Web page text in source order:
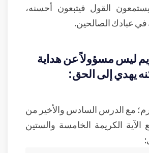
القول فيتبعون أحسنه،
في عبادك الصالحين.
ليس مسؤولاً عن هداية
يهدي إلى الحق:
مع الدرس السادس والأخير من
الكريمة الخامسة والستين